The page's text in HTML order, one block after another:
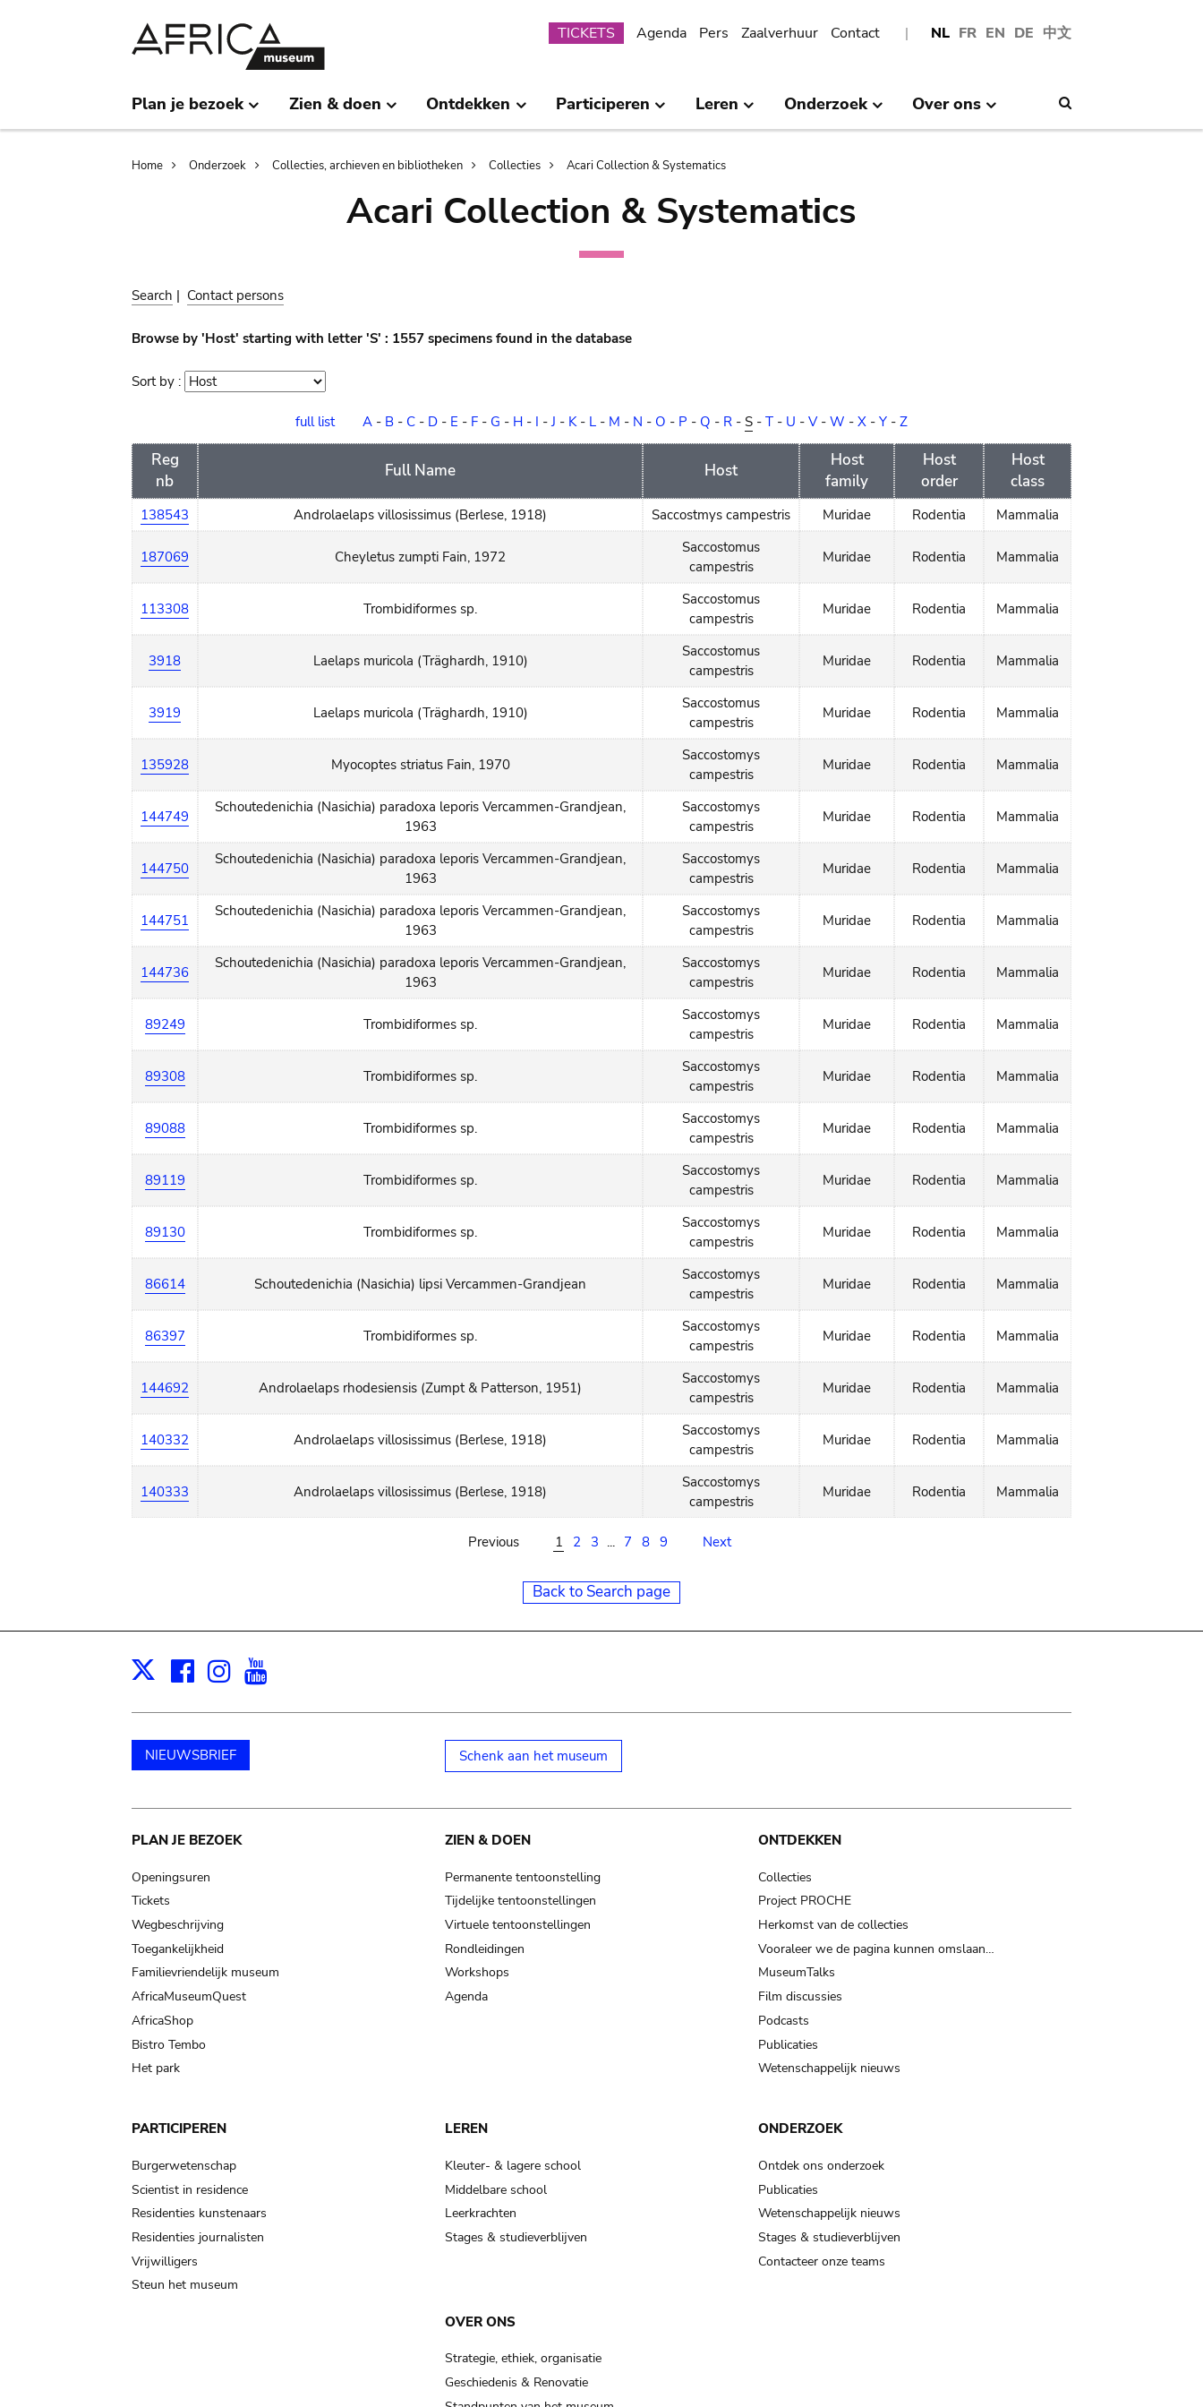
NL FR EN DE 中文
Submenu
TICKETS Agenda Pers Zaalverhuur Contact
Plan je bezoek Zien & doen Ontdekken Participeren Leren Onderzoek Over ons
Breadcrumb
Home Onderzoek Collecties, archieven en bibliotheken Collecties Acari Collection & Systematics
Acari Collection & Systematics
Search | Contact persons
Browse by 'Host' starting with letter 'S' : 1557 specimens found in the database
Sort by : Sort
full list
A - B - C - D - E - F - G - H - I -J - K- L - M - N - O - P - Q - R - S - T - U - V- W - X - Y - Z
Reg
nb
Full Name Host
Host
family
Host
order
Host
class
138543 Androlaelaps villosissimus (Berlese, 1918) Saccostmys campestris Muridae Rodentia Mammalia
187069 Cheyletus zumpti Fain, 1972
Saccostomus
campestris
Muridae Rodentia Mammalia
113308 Trombidiformes sp.
Saccostomus
campestris
Muridae Rodentia Mammalia
3918 Laelaps muricola (Träghardh, 1910)
Saccostomus
campestris
Muridae Rodentia Mammalia
3919 Laelaps muricola (Träghardh, 1910)
Saccostomus
campestris
Muridae Rodentia Mammalia
135928 Myocoptes striatus Fain, 1970
Saccostomys
campestris
Muridae Rodentia Mammalia
144749
Schoutedenichia (Nasichia) paradoxa leporis Vercammen-Grandjean,
1963
Saccostomys
campestris
Muridae Rodentia Mammalia
144750
Schoutedenichia (Nasichia) paradoxa leporis Vercammen-Grandjean,
1963
Saccostomys
campestris
Muridae Rodentia Mammalia
144751
Schoutedenichia (Nasichia) paradoxa leporis Vercammen-Grandjean,
1963
Saccostomys
campestris
Muridae Rodentia Mammalia
144736
Schoutedenichia (Nasichia) paradoxa leporis Vercammen-Grandjean,
1963
Saccostomys
campestris
Muridae Rodentia Mammalia
89249 Trombidiformes sp.
Saccostomys
campestris
Muridae Rodentia Mammalia
89308 Trombidiformes sp.
Saccostomys
campestris
Muridae Rodentia Mammalia
89088 Trombidiformes sp.
Saccostomys
campestris
Muridae Rodentia Mammalia
89119 Trombidiformes sp.
Saccostomys
campestris
Muridae Rodentia Mammalia
89130 Trombidiformes sp.
Saccostomys
campestris
Muridae Rodentia Mammalia
86614 Schoutedenichia (Nasichia) lipsi Vercammen-Grandjean
Saccostomys
campestris
Muridae Rodentia Mammalia
86397 Trombidiformes sp.
Saccostomys
campestris
Muridae Rodentia Mammalia
144692 Androlaelaps rhodesiensis (Zumpt & Patterson, 1951)
Saccostomys
campestris
Muridae Rodentia Mammalia
140332 Androlaelaps villosissimus (Berlese, 1918)
Saccostomys
campestris
Muridae Rodentia Mammalia
140333 Androlaelaps villosissimus (Berlese, 1918)
Saccostomys
campestris
Muridae Rodentia Mammalia
Previous 1 2 3 ... 7 8 9 Next
Back to Search page
X Facebook
Instagram
NIEUWSBRIEF Schenk aan het museum
Main
navigation
PLAN JE BEZOEK
Openingsuren
Tickets
Wegbeschrijving
Toegankelijkheid
Familievriendelijk museum
AfricaMuseumQuest
AfricaShop
Bistro Tembo
Het park
ZIEN & DOEN
Permanente tentoonstelling
Tijdelijke tentoonstellingen
Virtuele tentoonstellingen
Rondleidingen
Workshops
Agenda
ONTDEKKEN
Collecties
Project PROCHE
Herkomst van de collecties
Vooraleer we de pagina kunnen omslaan…
MuseumTalks
Film discussies
Podcasts
Publicaties
Wetenschappelijk nieuws
PARTICIPEREN
Burgerwetenschap
Scientist in residence
Residenties kunstenaars
Residenties journalisten
Vrijwilligers
Steun het museum
LEREN
Kleuter- & lagere school
Middelbare school
Leerkrachten
Stages & studieverblijven
ONDERZOEK
Ontdek ons onderzoek
Publicaties
Wetenschappelijk nieuws
Stages & studieverblijven
Contacteer onze teams
OVER ONS
Strategie, ethiek, organisatie
Geschiedenis & Renovatie